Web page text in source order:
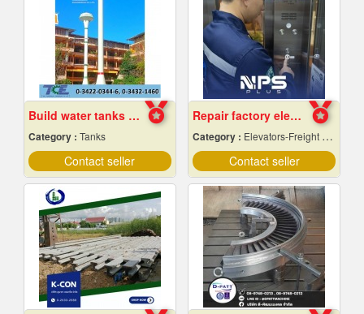
Build water tanks in the temple
Category : Tanks
Contact seller
Repair factory elevators, warehouses
Category : Elevators-Freight & Passenger
Contact seller